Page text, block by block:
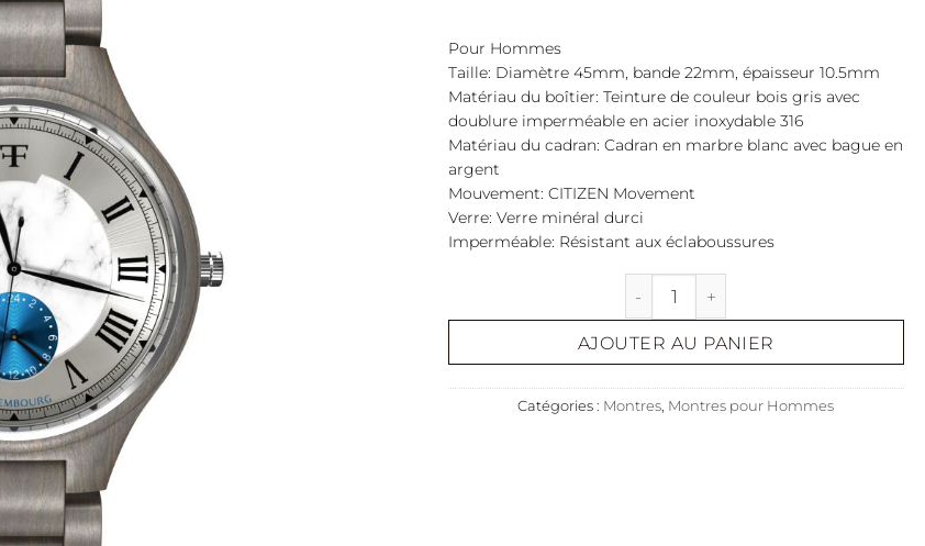
Pour Hommes
Taille: Diamètre 45mm, bande 22mm, épaisseur 10.5mm
Matériau du boîtier: Teinture de couleur bois gris avec
doublure imperméable en acier inoxydable 316
Matériau du cadran: Cadran en marbre blanc avec bague en
argent
Mouvement: CITIZEN Movement
Verre: Verre minéral durci
Imperméable: Résistant aux éclaboussures
AJOUTER AU PANIER
Catégories : Montres, Montres pour Hommes